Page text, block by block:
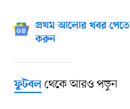
প্রথম আলোর খবর
করুন
ফুটবলথেকে আরও পড়ুন